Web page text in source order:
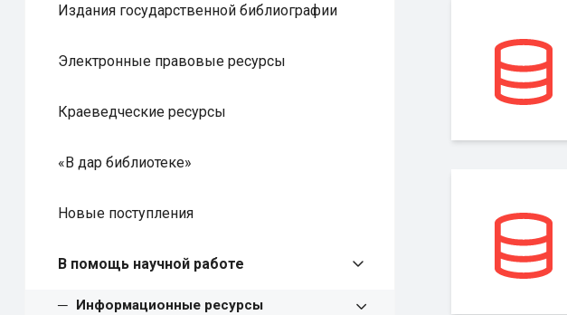
Издания государственной библиографии
Электронные правовые ресурсы
Краеведческие ресурсы
«В дар библиотеке»
Новые поступления
В помощь научной работе
Информационные ресурсы